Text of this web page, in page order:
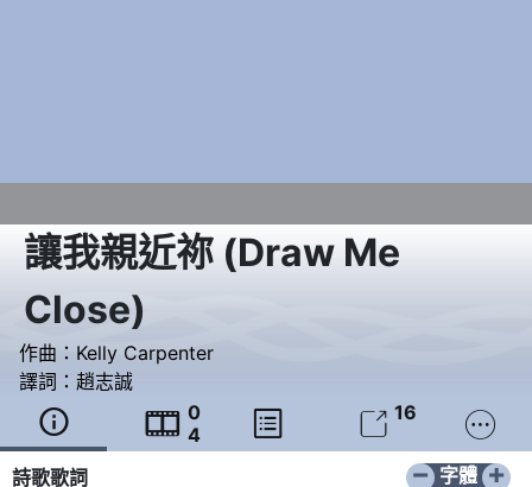
讓我親近祢 (Draw Me
Close)
作曲： Kelly Carpenter
譯詞： 趙志誠
  0
4
  16 
詩歌歌詞 − +
字體